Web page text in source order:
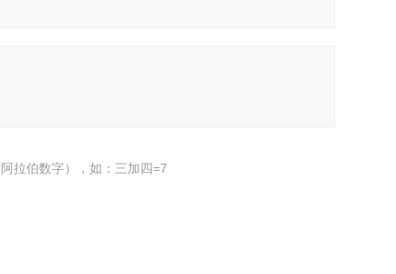
拉伯数字），如：三加四=7